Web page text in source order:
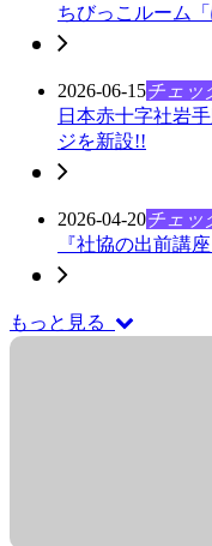
ちびっこルーム
2026-06-15チェッ
日本赤十字社岩
ジを新設!!
2026-04-20チェッ
『社協の出前講
もっと見る